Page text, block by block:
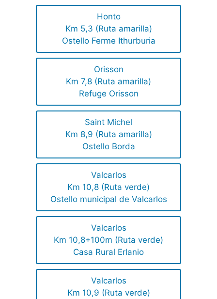
Honto
Km 5,3 (Ruta amarilla)
Ostello Ferme Ithurburia
Orisson
Km 7,8 (Ruta amarilla)
Refuge Orisson
Saint Michel
Km 8,9 (Ruta amarilla)
Ostello Borda
Valcarlos
Km 10,8 (Ruta verde)
Ostello municipal de Valcarlos
Valcarlos
Km 10,8+100m (Ruta verde)
Casa Rural Erlanio
Valcarlos
Km 10,9 (Ruta verde)